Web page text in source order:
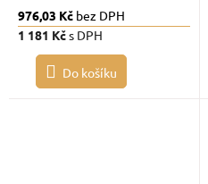
976,03 Kč bez DPH
1 181 Kčs DPH
Do košíku